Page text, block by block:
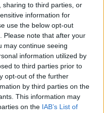
sharing to third parties, or
information for
use the below opt-out
Please note that after your
may continue seeing
information utilized by
to third parties prior to
opt-out of the further
by third parties on the
This information may
on the IAB’s List of
i fängelse, eller som i
ord “strypa
oppositionspartiet.
förslag, som
att antingen
bedriva
längre låta dem
som bedrivs av